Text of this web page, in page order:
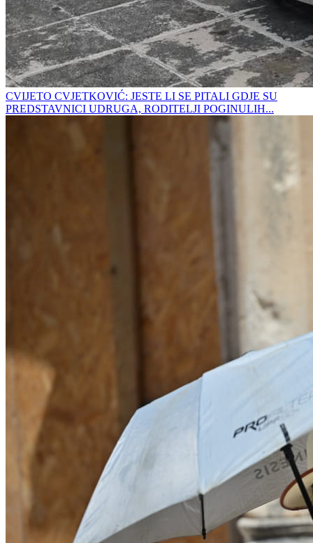
CVIJETO CVJETKOVIĆ: JESTE LI SE PITALI GDJE SU
PREDSTAVNICI UDRUGA, RODITELJI POGINULIH...